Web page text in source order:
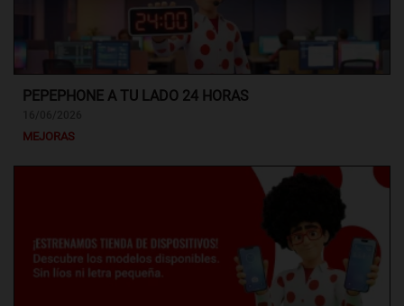
PEPEPHONE A TU LADO 24 HORAS
MEJORAS